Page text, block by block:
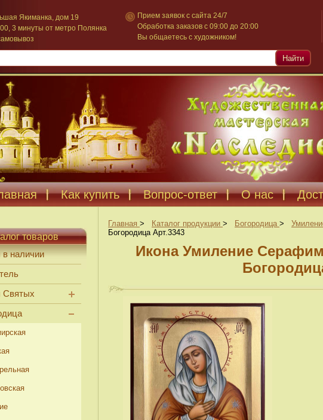
Якиманка, дом 19
3 минуты от метро Полянка
Прием заявок с сайта 24/7
Обработка заказов с 09:00 до 20:00
Вы общаетесь с художником!
Найти
Как купить Вопрос-ответ О нас
Главная > Каталог продукции > Богородица >
Богородица Арт.3343
Икона Умиление
товаров
наличии
Святых